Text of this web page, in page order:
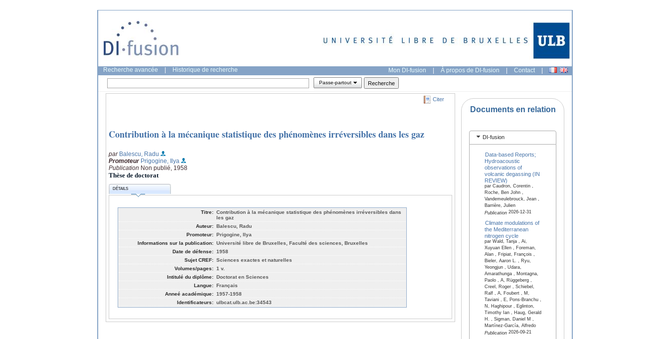
Recherche avancée Historique de recherche Mon DI-fusion | À propos de DI-fusion | Contact |
Passe-partout
Citer
Contribution à la mécanique statistique des phénomènes irréversibles dans les gaz
par Balescu, Radu
Promoteur Prigogine, Ilya
Publication Non publié, 1958
Thèse de doctorat
DÉTAILS
Titre: Contribution à la mécanique statistique des phénomènes irréversibles dans
les gaz
Auteur: Balescu, Radu
Promoteur: Prigogine, Ilya
Informations sur la publication: Université libre de Bruxelles, Faculté des sciences, Bruxelles
Date de défense: 1958
Sujet CREF: Sciences exactes et naturelles
Volumes/pages: 1 v.
Intitulé du diplôme: Doctorat en Sciences
Langue: Français
Anneé académique: 1957-1958
Identificateurs: ulbcat.ulb.ac.be:34543
Documents en relation
DI-fusion
Data-based Reports;
Hydroacoustic
observations of
volcanic degassing (IN
REVIEW)
par Caudron, Corentin ,
Roche, Ben John ,
Vandemeulebrouck, Jean ,
Barrière, Julien
Publication2026-12-31
Climate modulations of
the Mediterranean
nitrogen cycle
par Wald, Tanja , Ai,
Xuyuan Ellen , Foreman,
Alan , Fripiat, François ,
Bieler, Aaron L. , Ryu,
Yeongjun , Udara,
Amarathunga , Montagna,
Paolo , A, Rüggeberg ,
Creel, Roger , Schiebel,
Ralf , A, Foubert , M,
Taviani , E, Pons-Branchu ,
N, Haghipour , Eglinton,
Timothy Ian , Haug, Gerald
H. , Sigman, Daniel M ,
Martínez-García, Alfredo
Publication2026-09-21